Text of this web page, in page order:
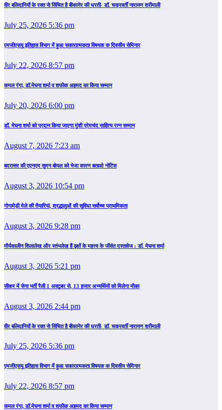
वीर बलिदानियों के रक्त से सिंचित है बीकानेर की धरती- डॉ. चक्रवर्ती नारायण श्रीमाली
July 25, 2026 5:36 pm
एमजीएसयू इतिहास विभाग में हुआ सकारात्मकता विषयक क दिवसीय सेमिनार
July 22, 2026 8:57 pm
कमल रंगा, डॉ.मेघना शर्मा व शफीक अहमद का किया सम्‍मान
July 20, 2026 6:00 pm
डॉ. मेघना शर्मा को प्रदान किया जाएगा मुंशी प्रेमचंद साहित्य रत्न सम्‍मान
August 7, 2026 7:23 am
बदरासर की एएनएम सुमन बोयल को भेजा कारण बताओ नोटिस
August 3, 2026 10:54 pm
गोगामेड़ी मेले की तैयारियां, श्रद्धालुओं की सुविधा सर्वोच्च प्राथमिकता
August 3, 2026 9:28 pm
मौर्यकालीन शिलालेख और स्तंभलेख हैं वृक्षों के महत्त्व के जीवंत दस्तावेज : डॉ. मेघना शर्मा
August 3, 2026 5:21 pm
सीकर में सेना भर्ती रैली 1 अक्टूबर से, 13 हजार अभ्यर्थियों को मिलेगा मौका
August 3, 2026 2:44 pm
वीर बलिदानियों के रक्त से सिंचित है बीकानेर की धरती- डॉ. चक्रवर्ती नारायण श्रीमाली
July 25, 2026 5:36 pm
एमजीएसयू इतिहास विभाग में हुआ सकारात्मकता विषयक क दिवसीय सेमिनार
July 22, 2026 8:57 pm
कमल रंगा, डॉ.मेघना शर्मा व शफीक अहमद का किया सम्‍मान